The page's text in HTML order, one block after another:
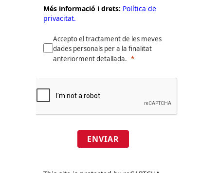
Més informació i drets: Política de
privacitat.
Accepto el tractament de les meves
dades personals per a la finalitat
anteriorment detallada.
ENVIAR